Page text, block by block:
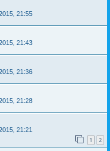
21:55
21:43
21:36
21:28
21:21
1 2